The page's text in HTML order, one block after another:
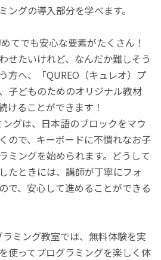
ングの導入部分を学べます。
てでも安心な要素がたくさん！
せたいけれど、なんだか難しそう
方へ、「QUREO（キュレオ）プ
子どものためのオリジナル教材
けることができます！
グは、日本語のブロックをマウ
ので、キーボードに不慣れなお子
ミングを始められます。どうして
たときには、講師が丁寧にフォ
で、安心して進めることができる
ミング教室では、無料体験を実
使ってプログラミングを楽しく体